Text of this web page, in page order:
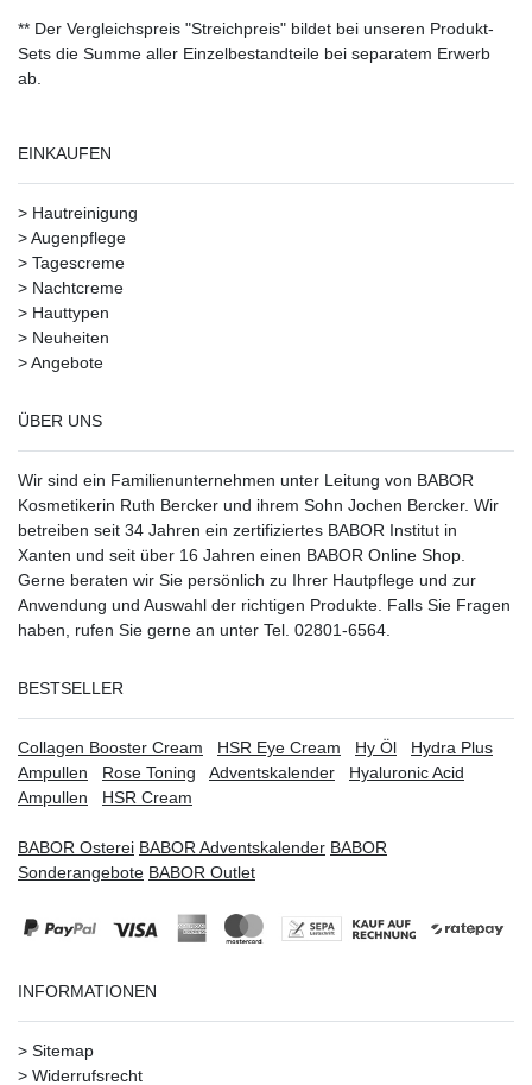
** Der Vergleichspreis "Streichpreis" bildet bei unseren Produkt-
Sets die Summe aller Einzelbestandteile bei separatem Erwerb
ab.
EINKAUFEN
> Hautreinigung
>Augenpflege
> Tagescreme
> Nachtcreme
> Hauttypen
> Neuheiten
>Angebote
ÜBER UNS
Wir sind ein Familienunternehmen unter Leitung von BABOR
Kosmetikerin Ruth Bercker und ihrem Sohn Jochen Bercker. Wir
betreiben seit 34 Jahren ein zertifiziertes BABOR Institut in
Xanten und seit über 16 Jahren einen BABOR Online Shop.
Gerne beraten wir Sie persönlich zu Ihrer Hautpflege und zur
Anwendung und Auswahl der richtigen Produkte. Falls Sie Fragen
haben, rufen Sie gerne an unter Tel. 02801-6564.
BESTSELLER
Collagen Booster Cream HSR Eye Cream Hy Öl
Hydra Plus
Ampullen
Rose Toning Adventskalender
Hyaluronic Acid
Ampullen
HSR Cream
BABOR Osterei BABOR Adventskalender BABOR
Sonderangebote BABOR Outlet
INFORMATIONEN
> Sitemap
> Widerrufsrecht